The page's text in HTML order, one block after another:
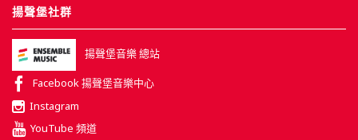
揚聲堡社群
揚聲堡音樂 總站
Facebook 揚聲堡音樂中心
Instagram
YouTube 頻道